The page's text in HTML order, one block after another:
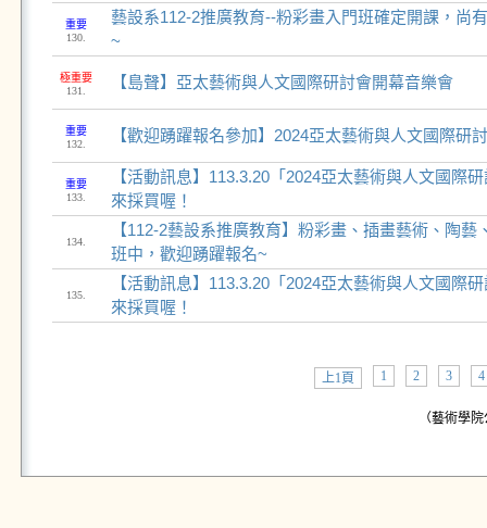
重要
130.
藝設系112-2推廣教育--粉彩畫入門班確定開課，尚
~
極重要
131.
【島聲】亞太藝術與人文國際研討會開幕音樂會
重要
132.
【歡迎踴躍報名參加】2024亞太藝術與人文國際研
重要
133.
【活動訊息】113.3.20「2024亞太藝術與人文國際
來採買喔！
134.
【112-2藝設系推廣教育】粉彩畫、插畫藝術、陶藝
班中，歡迎踴躍報名~
135.
【活動訊息】113.3.20「2024亞太藝術與人文國際
來採買喔！
上1頁 1 2 3 4
（藝術學